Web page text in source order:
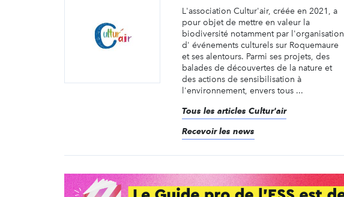
L'association Cultur'air, créée en 2021, a
pour objet de mettre en valeur la
biodiversité notamment par l'organisation
d' événements culturels sur Roquemaure
et ses alentours. Parmi ses projets, des
balades de découvertes de la nature et
des actions de sensibilisation à
l'environnement, envers tous ...
Tous les articles Cultur'air
Recevoir les news